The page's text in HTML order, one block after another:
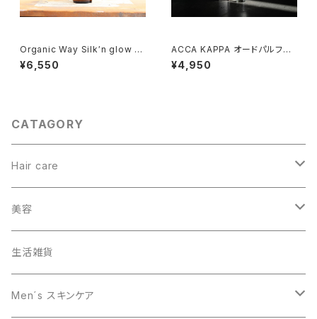
Organic Way Silk′n glow s
erum[アウトバストリートメント]
¥6,550
ACCA KAPPA オードパルファ
ン15ml
¥4,950
CATAGORY
Hair care
ヘアカラー
美容
オーガニック
スキャルプケア
生活雑貨
Men´s スキンケア